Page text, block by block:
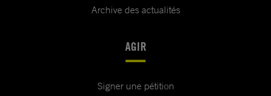
Archive des actualités
AGIR
Signer une pétition